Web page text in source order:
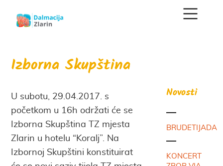
Izborna Skupština
U subotu, 29.04.2017. s
početkom u 16h održati će se
Izborna Skupština TZ mjesta
Zlarin u hotelu “Koralj”. Na
Izbornoj Skupštini konstituirat
Novosti
BRUDETIJADA
KONCERT